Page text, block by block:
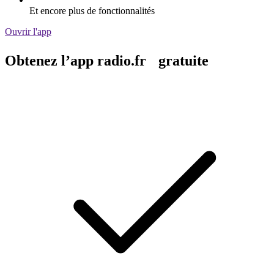
Et encore plus de fonctionnalités
Ouvrir l'app
Obtenez l’app radio.fr gratuite